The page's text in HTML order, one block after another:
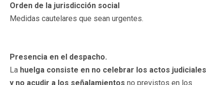
Orden de la jurisdicción social
Medidas cautelares que sean urgentes.
Presencia en el despacho.
La huelga consiste en no celebrar los actos judiciales
y no acudir a los señalamientos no previstos en los